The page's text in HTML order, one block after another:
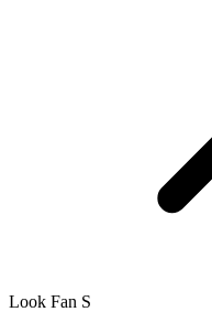
Look Fan S